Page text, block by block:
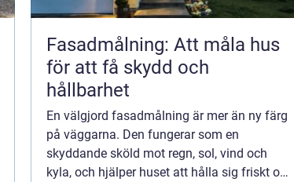
Fasadmålning: Att måla hus
för att få skydd och
hållbarhet
En välgjord fasadmålning är mer än ny färg
på väggarna. Den fungerar som en
skyddande sköld mot regn, sol, vind och
kyla, och hjälper huset att hålla sig friskt och